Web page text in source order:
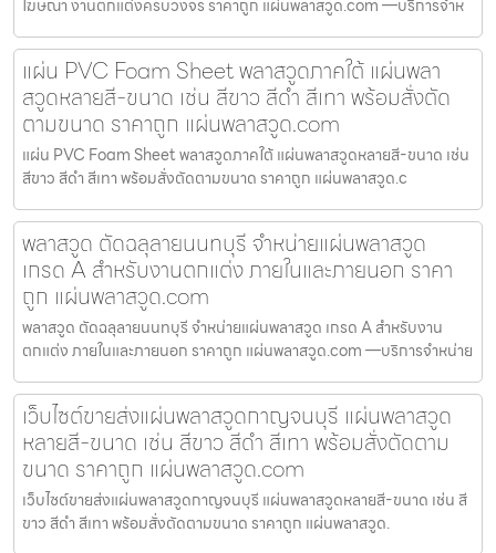
โฆษณา งานตกแต่งครบวงจร ราคาถูก แผ่นพลาสวูด.com —บริการจำห
แผ่น PVC Foam Sheet พลาสวูดภาคใต้ แผ่นพลา
สวูดหลายสี-ขนาด เช่น สีขาว สีดำ สีเทา พร้อมสั่งตัด
ตามขนาด ราคาถูก แผ่นพลาสวูด.com
แผ่น PVC Foam Sheet พลาสวูดภาคใต้ แผ่นพลาสวูดหลายสี-ขนาด เช่น
สีขาว สีดำ สีเทา พร้อมสั่งตัดตามขนาด ราคาถูก แผ่นพลาสวูด.c
พลาสวูด ตัดฉลุลายนนทบุรี จำหน่ายแผ่นพลาสวูด
เกรด A สำหรับงานตกแต่ง ภายในและภายนอก ราคา
ถูก แผ่นพลาสวูด.com
พลาสวูด ตัดฉลุลายนนทบุรี จำหน่ายแผ่นพลาสวูด เกรด A สำหรับงาน
ตกแต่ง ภายในและภายนอก ราคาถูก แผ่นพลาสวูด.com —บริการจำหน่าย
เว็บไซต์ขายส่งแผ่นพลาสวูดกาญจนบุรี แผ่นพลาสวูด
หลายสี-ขนาด เช่น สีขาว สีดำ สีเทา พร้อมสั่งตัดตาม
ขนาด ราคาถูก แผ่นพลาสวูด.com
เว็บไซต์ขายส่งแผ่นพลาสวูดกาญจนบุรี แผ่นพลาสวูดหลายสี-ขนาด เช่น สี
ขาว สีดำ สีเทา พร้อมสั่งตัดตามขนาด ราคาถูก แผ่นพลาสวูด.